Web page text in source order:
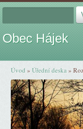
Obec Hájek
Úvod »Úřední deska»